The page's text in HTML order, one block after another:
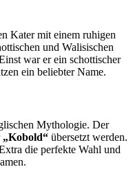
Kater mit einem ruhigen
und Walisischen
war er ein schottischer
ein beliebter Name.
Mythologie. Der
„Kobold“ übersetzt werden.
die perfekte Wahl und